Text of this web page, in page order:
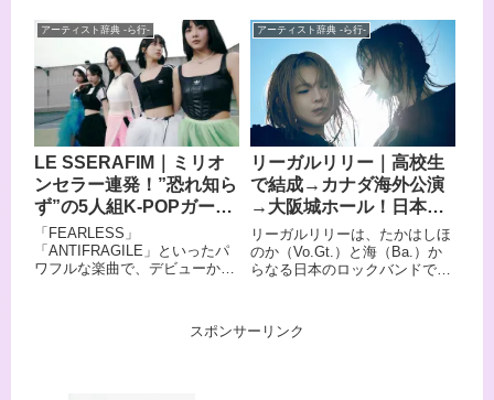
名義で作詞・作曲とボーカルを
担当し、川谷絵音をはじめとす
る実力派のミュージシャンが集
まった、豪華な顔ぶれで大きな
注目を集めています。芸人とし
て活躍する一方で、すべての楽
曲の作詞・作曲を手がけるサー
ヤの音楽的な才能は、多くのリ
スナーを驚かせてきました。何
気ないようでいてセンスあふれ
る歌詞と、思わずノッてしまう
キャッチーなサウンドが、聴く
人の心を掴んで離しません。ヒ
ップホップとロックを軸にしな
がら、おしゃれでどこかダウナ
記事では、そんな礼賛のメンバ
ーや来歴、おすすめ曲をまとめ
6人組エレクトロポップバンド
です。 略称の「ラッキリ」で親
しまれ、シンセサウンドをベー
スにしながら1980年代のシティ
ポップやディスコ、AORを巧み
に取り込んだサウンドは、おし
ゃれで懐かしく、それでいて新
鮮という唯一無二の魅力を放っ
ています。 大学の軽音サークル
で出会った仲間たちが、幕張メ
ッセのステージに立つまでに成
長した物語も、ラッキリをより
深く知りたくなる理由のひとつ
です。 この記事では、Lucky
Kilimanjaroのメンバー・来歴・
す。
アーティスト辞典 -ら行-
LE SSERAFIM｜ミリオ
ンセラー連発！”恐れ知ら
ず”の5人組K-POPガール
ズグループ
「FEARLESS」
「ANTIFRAGILE」といったパ
ワフルな楽曲で、デビューから
セラフィム）。 HYBE傘下の
SOURCE MUSICから誕生した5
アーティスト辞典 -ら行-
リーガルリリー｜高校生
で結成→カナダ海外公演
→大阪城ホール！日本が
世界に誇る、2人組次世代
バンド
リーガルリリーは、たかはしほ
のか（Vo.Gt.）と海（Ba.）か
らなる日本のロックバンドで
テーマ「キラキラの灰」が
Spotify急上昇チャートにランク
スポンサーリンク